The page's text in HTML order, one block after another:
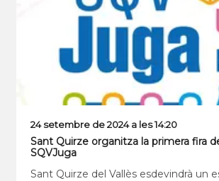
24 setembre de 2024 a les 14:20
Sant Quirze organitza la primera fira
SQVJuga
Sant Quirze del Vallès esdevindrà un